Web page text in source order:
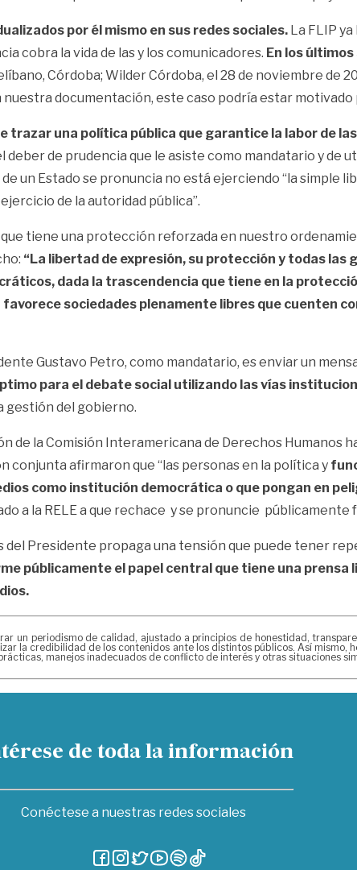
por él mismo en sus redes sociales. La FLIP
cobra la vida de las y los comunicadores. En los
Córdoba; Wilder Córdoba, el 28 de noviembre de
nuestra documentación, este caso podría estar
una política pública que garantice la labor de
deber de prudencia que le asiste como mandatario y de
un Estado se pronuncia no está ejerciendo “la simple
de la autoridad pública”.
tiene una protección reforzada en nuestro
“La libertad de expresión, su protección y todas las
dada la trascendencia que tiene en la
sociedades plenamente libres que cuenten
Gustavo Petro, como mandatario, es enviar un
para el debate social utilizando las vías
gestión del gobierno.
de la Comisión Interamericana de Derechos Humanos
conjunta afirmaron que “las personas en la política y
como institución democrática o que pongan en
a la RELE a que rechace y se pronuncie
Presidente propaga una tensión que puede tener
públicamente el papel central que tiene una prensa
un periodismo de calidad, ajustado a principios de honestidad,
la credibilidad de los contenidos ante los distintos públicos. Así mismo,
manejos inadecuados de conflicto de interés y otras situaciones
de toda la información
Conéctese a nuestras redes sociales